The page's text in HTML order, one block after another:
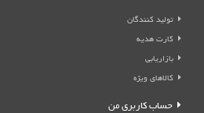
تولید کنندگان
کارت هدیه
بازاریابی
کالاهای ویژه
حساب کاربری من